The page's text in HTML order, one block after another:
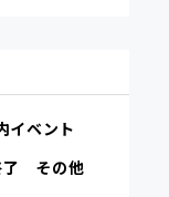
イベント
その他